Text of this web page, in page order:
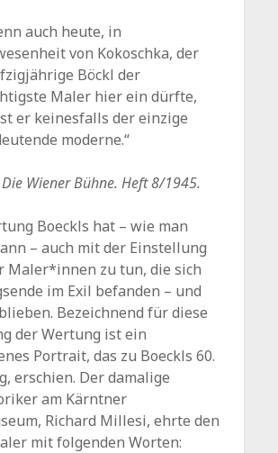
auch heute, in
von Kokoschka, der
Böckl der
Maler hier ein dürfte,
er keinesfalls der einzige
moderne.“
Die Wiener Bühne. Heft 8/1945.
Boeckls hat – wie man
– auch mit der Einstellung
Maler*innen zu tun, die sich
im Exil befanden – und
Bezeichnend für diese
der Wertung ist ein
Portrait, das zu Boeckls 60.
erschien. Der damalige
am Kärntner
Richard Millesi, ehrte den
mit folgenden Worten: